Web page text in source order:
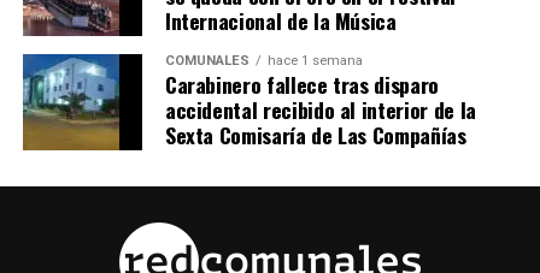
Internacional de la Música
COMUNALES hace 1 semana
Carabinero fallece tras disparo
accidental recibido al interior de la
Sexta Comisaría de Las Compañías